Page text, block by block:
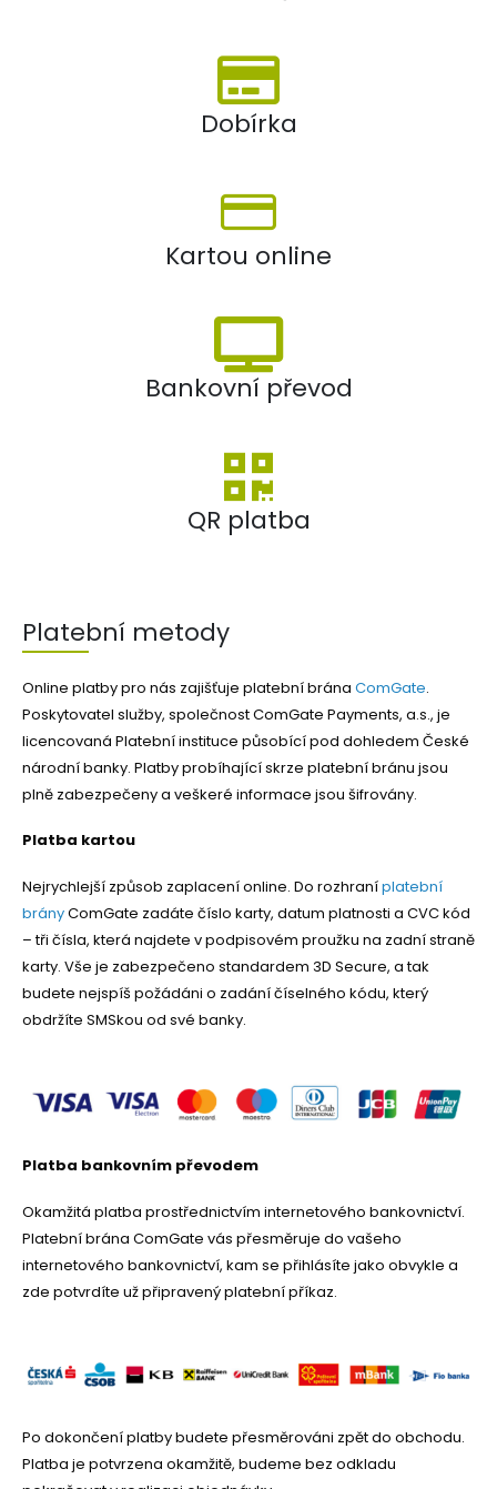
Dobírka
Kartou online
Bankovní převod
QR platba
Platební metody
Online platby pro nás zajišťuje platební brána ComGate.
Poskytovatel služby, společnost ComGate Payments, a.s., je
licencovaná Platební instituce působící pod dohledem České
národní banky. Platby probíhající skrze platební bránu jsou
plně zabezpečeny a veškeré informace jsou šifrovány.
Platba kartou
Nejrychlejší způsob zaplacení online. Do rozhraníplatební
brányComGate zadáte číslo karty, datum platnosti a CVC kód
– tři čísla, která najdete v podpisovém proužku na zadní straně
karty. Vše je zabezpečeno standardem 3D Secure, a tak
budete nejspíš požádáni o zadání číselného kódu, který
obdržíte SMSkou od své banky.
Platba bankovním převodem
Okamžitá platba prostřednictvím internetového bankovnictví.
Platební brána ComGate vás přesměruje do vašeho
internetového bankovnictví, kam se přihlásíte jako obvykle a
zde potvrdíte už připravený platební příkaz.
Po dokončení platby budete přesměrováni zpět do obchodu.
Platba je potvrzena okamžitě, budeme bez odkladu